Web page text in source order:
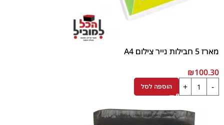
מארז 5 חבילות נייר צילום A4
₪100.30
הוספה לסל